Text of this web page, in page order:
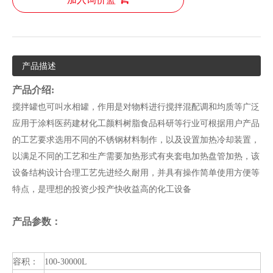
产品描述
产品介绍:
搅拌罐也可叫水相罐，作用是对物料进行搅拌混配调和均质等广泛
应用于涂料医药建材化工颜料树脂食品科研等行业可根据用户产品
的工艺要求选用不同的不锈钢材料制作，以及设置加热冷却装置，
以满足不同的工艺和生产需要加热形式有夹套电加热盘管加热，该
设备结构设计合理工艺先进经久耐用，并具有操作简单使用方便等
特点，是理想的投资少投产快收益高的化工设备
产品参数：
容积：
100-30000L